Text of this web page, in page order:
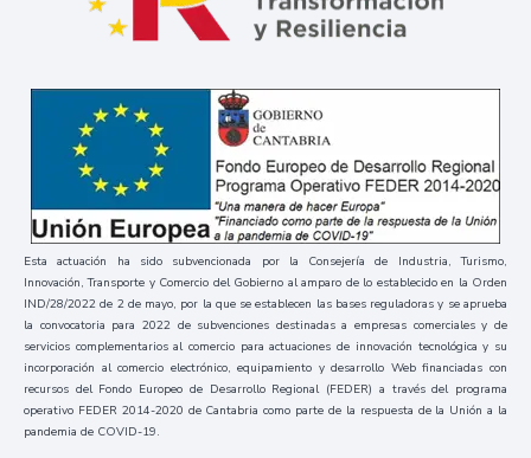
Esta actuación ha sido subvencionada por la Consejería de Industria, Turismo,
Innovación, Transporte y Comercio del Gobierno al amparo de lo establecido en la Orden
IND/28/2022 de 2 de mayo, por la que se establecen las bases reguladoras y se aprueba
la convocatoria para 2022 de subvenciones destinadas a empresas comerciales y de
servicios complementarios al comercio para actuaciones de innovación tecnológica y su
incorporación al comercio electrónico, equipamiento y desarrollo Web financiadas con
recursos del Fondo Europeo de Desarrollo Regional (FEDER) a través del programa
operativo FEDER 2014-2020 de Cantabria como parte de la respuesta de la Unión a la
pandemia de COVID-19.